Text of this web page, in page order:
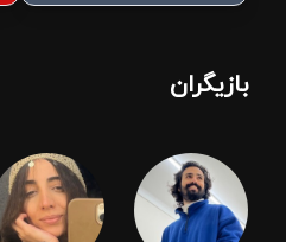
بازیگران